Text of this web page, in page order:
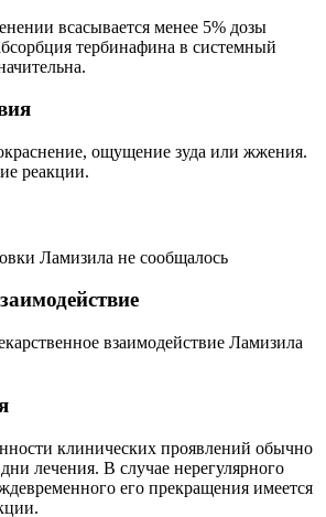
всасывается менее 5% дозы
тербинафина в системный
ощущение зуда или жжения.
реакции.
Ламизила не сообщалось
взаимодействие Ламизила
клинических проявлений обычно
лечения. В случае нерегулярного
его прекращения имеется